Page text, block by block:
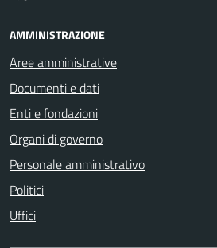
AMMINISTRAZIONE
Aree amministrative
Documenti e dati
Enti e fondazioni
Organi di governo
Personale amministrativo
Politici
Uffici